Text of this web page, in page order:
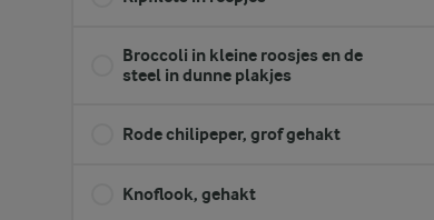
Broccoli in kleine roosjes en de
steel in dunne plakjes
Rode chilipeper, grof gehakt
Knoflook, gehakt